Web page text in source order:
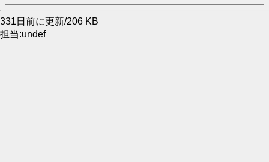
331日前に更新/206 KB
担当:undef